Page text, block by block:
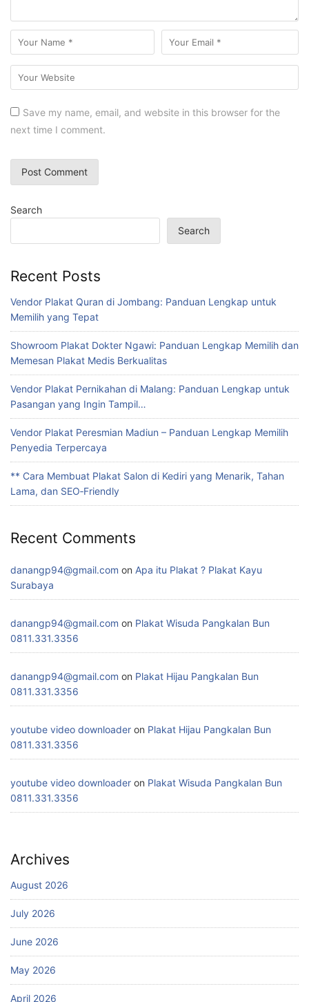
Save my name, email, and website in this browser for the
next time I comment.
Search
Search
Recent Posts
Vendor Plakat Quran di Jombang: Panduan Lengkap untuk
Memilih yang Tepat
Showroom Plakat Dokter Ngawi: Panduan Lengkap Memilih dan
Memesan Plakat Medis Berkualitas
Vendor Plakat Pernikahan di Malang: Panduan Lengkap untuk
Pasangan yang Ingin Tampil…
Vendor Plakat Peresmian Madiun – Panduan Lengkap Memilih
Penyedia Terpercaya
** Cara Membuat Plakat Salon di Kediri yang Menarik, Tahan
Lama, dan SEO‑Friendly
Recent Comments
danangp94@gmail.com on Apa itu Plakat ? Plakat Kayu
Surabaya
danangp94@gmail.com on Plakat Wisuda Pangkalan Bun
0811.331.3356
danangp94@gmail.com on Plakat Hijau Pangkalan Bun
0811.331.3356
youtube video downloader on Plakat Hijau Pangkalan Bun
0811.331.3356
youtube video downloader on Plakat Wisuda Pangkalan Bun
0811.331.3356
Archives
August 2026
July 2026
June 2026
May 2026
April 2026